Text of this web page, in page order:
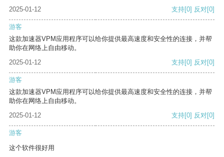
2025-01-12 支持[0] 反对[0]
游客
这款加速器VPM应用程序可以给你提供最高速度和安全性的连接，并帮
助你在网络上自由移动。
2025-01-12
支持[0] 反对[0]
游客
这款加速器VPM应用程序可以给你提供最高速度和安全性的连接，并帮
助你在网络上自由移动。
2025-01-12
支持[0] 反对[0]
游客
这个软件很好用